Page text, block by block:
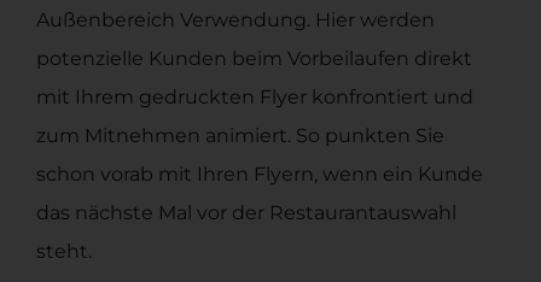
Außenbereich Verwendung. Hier werden
potenzielle Kunden beim Vorbeilaufen direkt
mit Ihrem gedruckten Flyer konfrontiert und
zum Mitnehmen animiert. So punkten Sie
schon vorab mit Ihren Flyern, wenn ein Kunde
das nächste Mal vor der Restaurantauswahl
steht.